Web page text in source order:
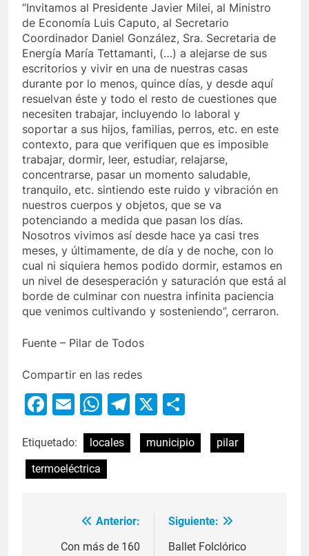
“Invitamos al Presidente Javier Milei, al Ministro
de Economía Luis Caputo, al Secretario
Coordinador Daniel González, Sra. Secretaria de
Energía María Tettamanti, (…) a alejarse de sus
escritorios y vivir en una de nuestras casas
durante por lo menos, quince días, y desde aquí
resuelvan éste y todo el resto de cuestiones que
necesiten trabajar, incluyendo lo laboral y
soportar a sus hijos, familias, perros, etc. en este
contexto, para que verifiquen que es imposible
trabajar, dormir, leer, estudiar, relajarse,
concentrarse, pasar un momento saludable,
tranquilo, etc. sintiendo este ruido y vibración en
nuestros cuerpos y objetos, que se va
potenciando a medida que pasan los días.
Nosotros vivimos así desde hace ya casi tres
meses, y últimamente, de día y de noche, con lo
cual ni siquiera hemos podido dormir, estamos en
un nivel de desesperación y saturación que está al
borde de culminar con nuestra infinita paciencia
que venimos cultivando y sosteniendo”, cerraron.
Fuente – Pilar de Todos
Compartir en las redes
Facebook
EmailWhatsApp
Telegram
X
Etiquetado: locales municipio
pilar
termoeléctrica
Anterior:
Con más de 160
Siguiente:
Ballet Folclórico